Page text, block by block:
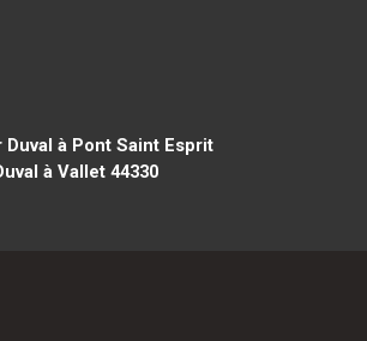
à Pont Saint Esprit
à Vallet 44330